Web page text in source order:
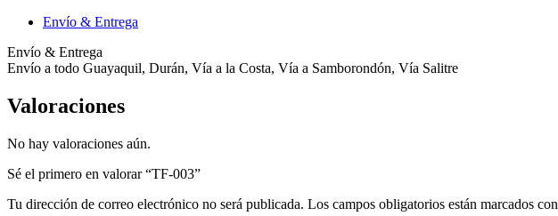
Envío & Entrega
Envío & Entrega
Envío a todo Guayaquil, Durán, Vía a la Costa, Vía a Samborondón, Vía Salitre
Valoraciones
No hay valoraciones aún.
Sé el primero en valorar “TF-003”
Tu dirección de correo electrónico no será publicada. Los campos obligatorios están marcados con